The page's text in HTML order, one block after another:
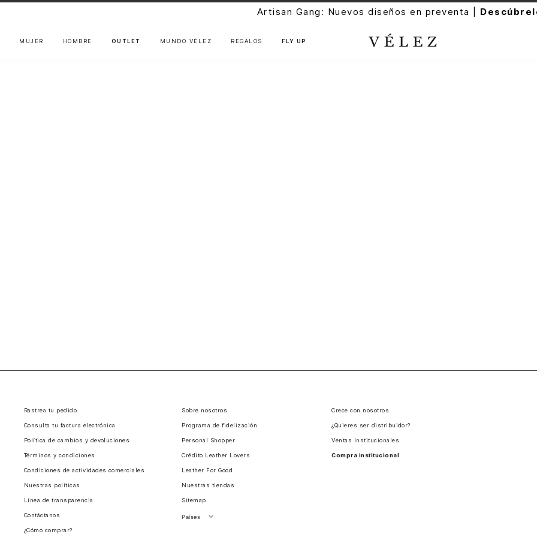
Artisan Gang: Nuevos diseños en preventa |
MUJER HOMBRE OUTLET MUNDO VÉLEZ REGALOS FLY UP
Rastrea tu pedido
Consulta tu factura electrónica
Política de cambios y devoluciones
Términos y condiciones
Condiciones de actividades comerciales
Nuestras políticas
Línea de transparencia
Contáctanos
¿Cómo comprar?
Sobre nosotros
Programa de fidelización
Personal Shopper
Crédito Leather Lovers
Leather For Good
Nuestras tiendas
Sitemap
Países
Crece con nosotros
¿Quieres ser distribuidor?
Ventas Institucionales
Compra institucional